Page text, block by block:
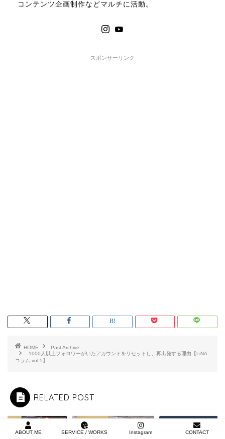
コンテンツ企画制作などマルチに活動。
スポンサーリンク
HOME
Past Archive
1000人以上フォロワーがいたアカウントをリセットし、再出発する理由【LiNA
コラム vol.5】
RELATED POST
Past Archive
ABOUT ME SERVICE / WORKS Instagram CONTACT